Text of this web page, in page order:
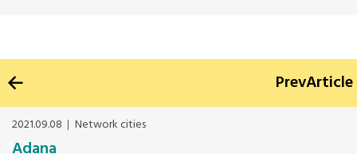
East Asia Secretariat
Korea Office
PrevArticle
2021.09.08 Network cities
Adana